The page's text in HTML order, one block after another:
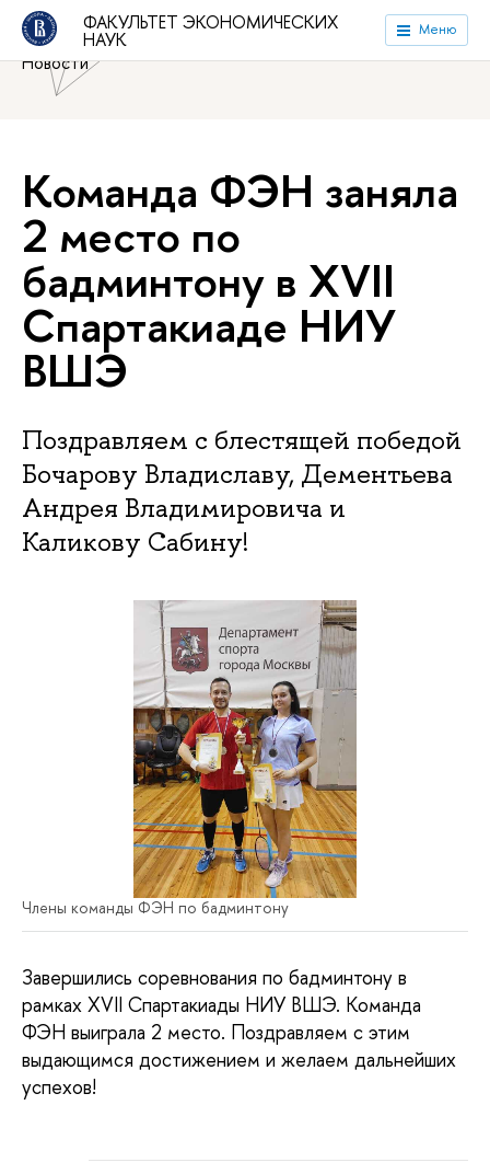
ФАКУЛЬТЕТ ЭКОНОМИЧЕСКИХ
НАУК Меню
Национальный исследовательский университет «Высшая
школа экономики»
Факультет экономических наук
Новости
Команда ФЭН заняла
2 место по
бадминтону в XVII
Спартакиаде НИУ
ВШЭ
Поздравляем с блестящей победой
Бочарову Владиславу, Дементьева
Андрея Владимировича и
Каликову Сабину!
Члены команды ФЭН по бадминтону
Завершились соревнования по бадминтону в
рамках XVII Спартакиады НИУ ВШЭ. Команда
ФЭН выиграла 2 место. Поздравляем с этим
выдающимся достижением и желаем дальнейших
успехов!